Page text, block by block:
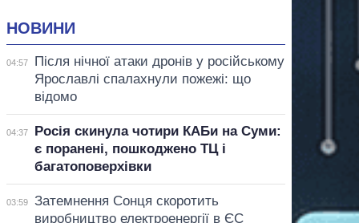
НОВИНИ
04:57
Після нічної атаки дронів у російському
Ярославлі спалахнули пожежі: що
відомо
04:37
Росія скинула чотири КАБи на Суми:
є поранені, пошкоджено ТЦ і
багатоповерхівки
03:59
Затемнення Сонця скоротить
виробництво електроенергії в ЄС